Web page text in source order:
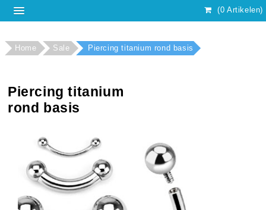
(0 Artikelen)
Home Sale Piercing titanium rond basis
Piercing titanium
rond basis